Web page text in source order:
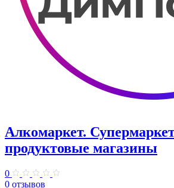
Алкомаркет.
продуктовые магазины
0
0 отзывов